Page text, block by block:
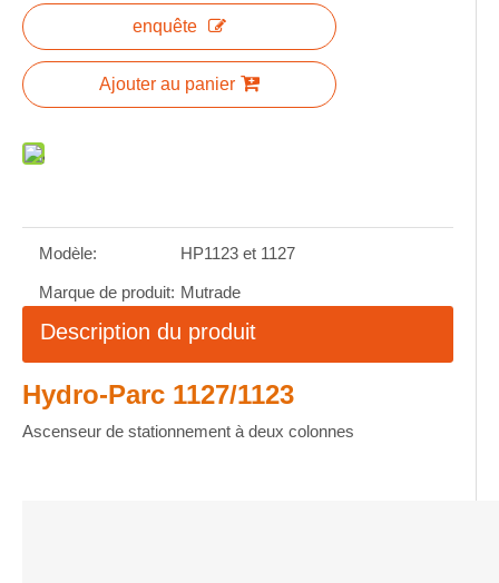
enquête
Ajouter au panier
Modèle: HP1123 et 1127
Marque de produit: Mutrade
Description du produit
Hydro-Parc 1127/1123
Ascenseur de stationnement à deux colonnes